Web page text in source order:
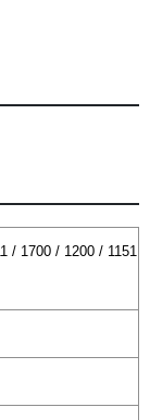
/ 1700 / 1200 / 1151